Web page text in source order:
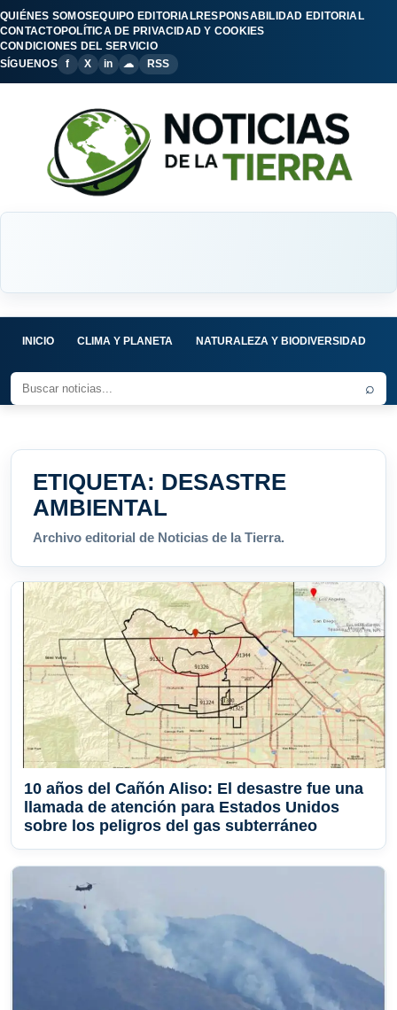
QUIÉNES SOMOSEQUIPO EDITORIALRESPONSABILIDAD EDITORIAL
CONTACTOPOLÍTICA DE PRIVACIDAD Y COOKIES
CONDICIONES DEL SERVICIO
SÍGUENOS
f X in ☁ RSS
INICIO CLIMA Y PLANETA NATURALEZA Y BIODIVERSIDAD
⌕
ETIQUETA: DESASTRE
AMBIENTAL
Archivo editorial de Noticias de la Tierra.
10 años del Cañón Aliso: El desastre fue una
llamada de atención para Estados Unidos
sobre los peligros del gas subterráneo